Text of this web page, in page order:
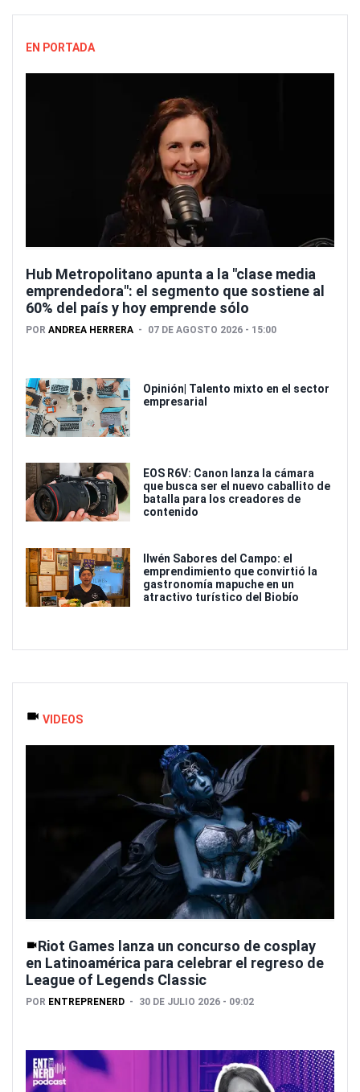
EN PORTADA
Hub Metropolitano apunta a la "clase media
emprendedora": el segmento que sostiene al
60% del país y hoy emprende sólo
POR ANDREA HERRERA 07 DE AGOSTO 2026 - 15:00
Opinión| Talento mixto en el sector
empresarial
EOS R6V: Canon lanza la cámara
que busca ser el nuevo caballito de
batalla para los creadores de
contenido
Ilwén Sabores del Campo: el
emprendimiento que convirtió la
gastronomía mapuche en un
atractivo turístico del Biobío
VIDEOS
Riot Games lanza un concurso de cosplay
en Latinoamérica para celebrar el regreso de
League of Legends Classic
POR ENTREPRENERD 30 DE JULIO 2026 - 09:02